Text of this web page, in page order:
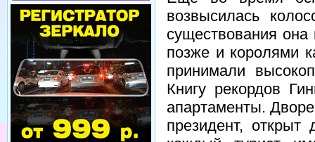
возвысилась
существования
позже и королями
принимали
Книгу рекордов
апартаменты.
президент,